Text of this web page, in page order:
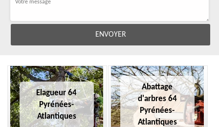
Elagueur 64
Pyrénées-
Atlantiques
Abattage
d'arbres 64
Pyrénées-
Atlantiques